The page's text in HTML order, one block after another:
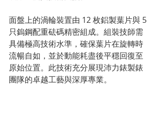
面盤上的渦輪裝置由 12 枚鋁製葉片與 5
只鎢鋼配重砝碼精密組成。組裝技師需
具備極高技術水準，確保葉片在旋轉時
流暢自如，並於動能耗盡後平穩回復至
原始位置。此技術充分展現沛力錶製錶
團隊的卓越工藝與深厚專業。